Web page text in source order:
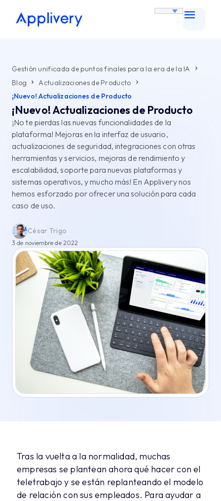
Gestión unificada de puntos finales para la era de la IA
Blog
Actualizaciones de Producto
¡Nuevo! Actualizaciones de Producto
¡Nuevo! Actualizaciones de Producto
¡No te pierdas las nuevas funcionalidades de la
plataforma! Mejoras en la interfaz de usuario,
actualizaciones de seguridad, integraciones con otras
herramientas y servicios, mejoras de rendimiento y
escalabilidad, soporte para nuevas plataformas y
sistemas operativos, y mucho más! En Applivery nos
hemos esforzado por ofrecer una solución para cada
caso de uso.
César Trigo
3 de noviembre de 2022
Tras la vuelta a la normalidad, muchas
empresas se plantean ahora qué hacer con el
teletrabajo y se están replanteando el modelo
de relación con sus empleados. Para ayudar a